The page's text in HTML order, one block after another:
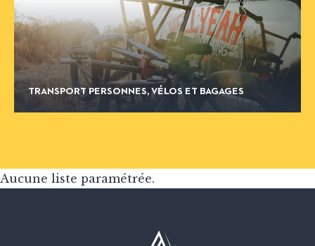
TRANSPORT PERSONNES, VÉLOS ET BAGAGES
Aucune liste paramétrée.